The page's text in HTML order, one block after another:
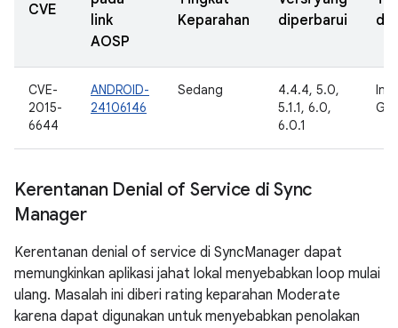
CVE
link
AOSP
Keparahan
diperbarui
CVE-
2015-
6644
ANDROID-
24106146
Sedang
4.4.4, 5.0,
5.1.1, 6.0,
6.0.1
Kerentanan Denial of Service di Sync
Manager
Kerentanan denial of service di SyncManager dapat
memungkinkan aplikasi jahat lokal menyebabkan loop mulai
ulang. Masalah ini diberi rating keparahan Moderate
karena dapat digunakan untuk menyebabkan penolakan